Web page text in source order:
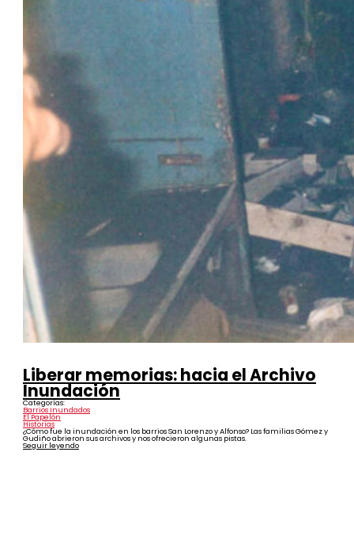
Liberar memorias: hacia el Archivo
Inundación
Categorías:
Barrios Inundados
El Papelón
Historias
¿Cómo fue la inundación en los barrios San Lorenzo y Alfonso? Las familias Gómez y
Gudiño abrieron sus archivos y nos ofrecieron algunas pistas.
Seguir leyendo